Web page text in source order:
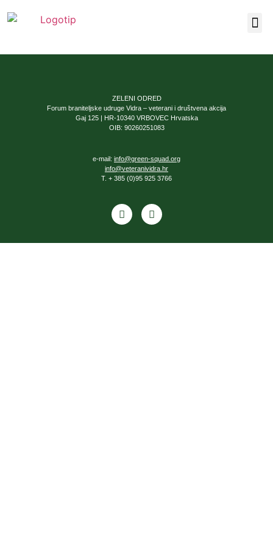
ZELENI ODRED
Forum braniteljske udruge Vidra – veterani i društvena akcija
Gaj 125 | HR-10340 VRBOVEC Hrvatska
OIB: 90260251083
e-mail: info@green-squad.org
info@veteranividra.hr
T. + 385 (0)95 925 3766